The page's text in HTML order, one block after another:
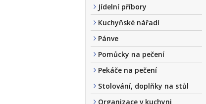
Jídelní příbory
Kuchyňské nářadí
Pánve
Pomůcky na pečení
Pekáče na pečení
Stolování, doplňky na stůl
Organizace v kuchyni